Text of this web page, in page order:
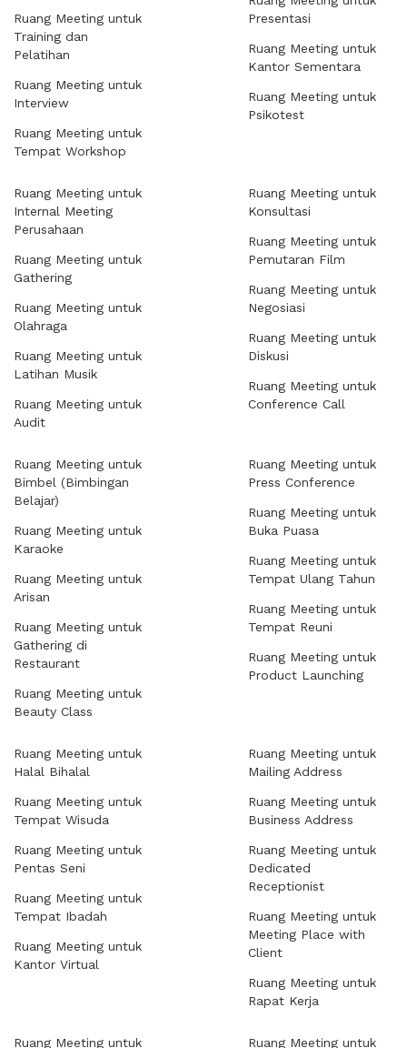
Ruang Meeting untuk
Training dan
Pelatihan
Ruang Meeting untuk
Interview
Ruang Meeting untuk
Tempat Workshop
Presentasi
Ruang Meeting untuk
Kantor Sementara
Ruang Meeting untuk
Psikotest
Ruang Meeting untuk
Internal Meeting
Perusahaan
Ruang Meeting untuk
Gathering
Ruang Meeting untuk
Olahraga
Ruang Meeting untuk
Latihan Musik
Ruang Meeting untuk
Audit
Ruang Meeting untuk
Konsultasi
Ruang Meeting untuk
Pemutaran Film
Ruang Meeting untuk
Negosiasi
Ruang Meeting untuk
Diskusi
Ruang Meeting untuk
Conference Call
Ruang Meeting untuk
Bimbel (Bimbingan
Belajar)
Ruang Meeting untuk
Karaoke
Ruang Meeting untuk
Arisan
Ruang Meeting untuk
Gathering di
Restaurant
Ruang Meeting untuk
Beauty Class
Ruang Meeting untuk
Press Conference
Ruang Meeting untuk
Buka Puasa
Ruang Meeting untuk
Tempat Ulang Tahun
Ruang Meeting untuk
Tempat Reuni
Ruang Meeting untuk
Product Launching
Ruang Meeting untuk
Halal Bihalal
Ruang Meeting untuk
Tempat Wisuda
Ruang Meeting untuk
Pentas Seni
Ruang Meeting untuk
Tempat Ibadah
Ruang Meeting untuk
Kantor Virtual
Ruang Meeting untuk
Mailing Address
Ruang Meeting untuk
Business Address
Ruang Meeting untuk
Dedicated
Receptionist
Ruang Meeting untuk
Meeting Place with
Client
Ruang Meeting untuk
Rapat Kerja
Ruang Meeting untuk
Ruang Meeting untuk